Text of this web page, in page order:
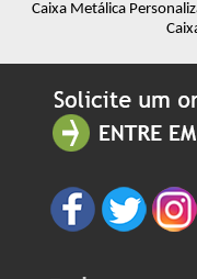
Caixa Metálica